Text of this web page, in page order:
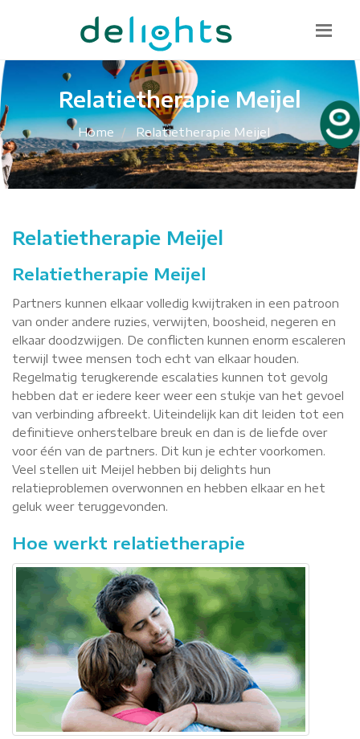
085 130 1482
info@delights.nu
Relatietherapie Meijel
Home Relatietherapie Meijel
Relatietherapie Meijel
Relatietherapie Meijel
Partners kunnen elkaar volledig kwijtraken in een patroon
van onder andere ruzies, verwijten, boosheid, negeren en
elkaar doodzwijgen. De conflicten kunnen enorm escaleren
terwijl twee mensen toch echt van elkaar houden.
Regelmatig terugkerende escalaties kunnen tot gevolg
hebben dat er iedere keer weer een stukje van het gevoel
van verbinding afbreekt. Uiteindelijk kan dit leiden tot een
definitieve onherstelbare breuk en dan is de liefde over
voor één van de partners. Dit kun je echter voorkomen.
Veel stellen uit Meijel hebben bij delights hun
relatieproblemen overwonnen en hebben elkaar en het
geluk weer teruggevonden.
Hoe werkt relatietherapie